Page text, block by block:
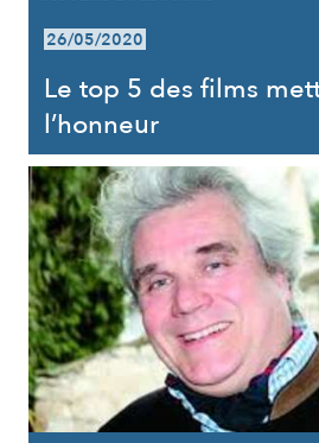
26/05/2020
Le top 5 des films
l’honneur